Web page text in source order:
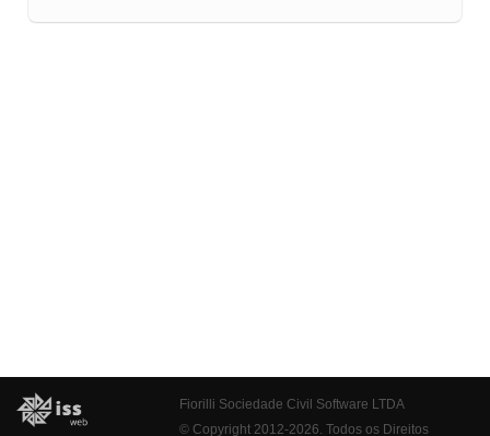
Fiorilli Sociedade Civil Software LTDA
© Copyright 2012-2026. Todos os Direitos